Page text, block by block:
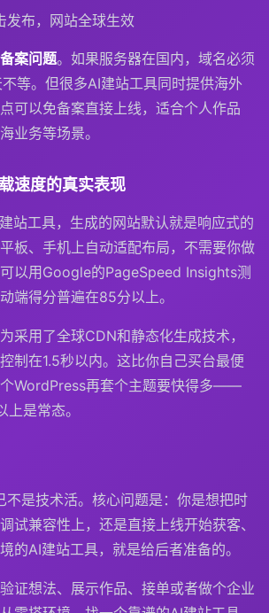
发布，网站全球生效
备案问题。如果服务器在国内，域名必须
等。但很多AI建站工具同时提供海外
可以免备案直接上线，适合个人作品
业务等场景。
速度的真实表现
站工具，生成的网站默认就是响应式的
板、手机上自动适配布局，不需要你做
以用Google的PageSpeed Insights测
端得分普遍在85分以上。
采用了全球CDN和静态化生成技术，
制在1.5秒以内。这比你自己买台最便
WordPress再套个主题要快得多——
是常态。
是技术活。核心问题是：你是想把时
试兼容性上，还是直接上线开始获客、
的AI建站工具，就是给后者准备的。
证想法、展示作品、接单或者做个企业